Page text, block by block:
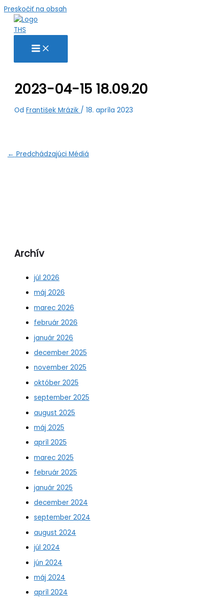
Preskočiť na obsah
2023-04-15 18.09.20
Od František Mrázik /18. apríla 2023
← Predchádzajúci Médiá
Archív
júl 2026
máj 2026
marec 2026
február 2026
január 2026
december 2025
november 2025
október 2025
september 2025
august 2025
máj 2025
apríl 2025
marec 2025
február 2025
január 2025
december 2024
september 2024
august 2024
júl 2024
jún 2024
máj 2024
apríl 2024